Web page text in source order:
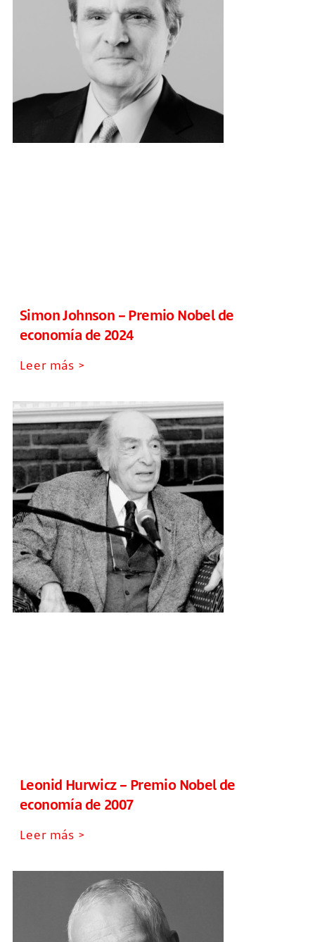
Simon Johnson – Premio Nobel de
economía de 2024
Leer más >
Leonid Hurwicz – Premio Nobel de
economía de 2007
Leer más >